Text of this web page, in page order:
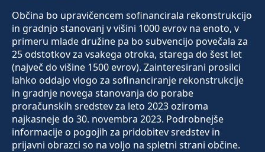
Občina bo upravičencem sofinancirala rekonstrukcijo
in gradnjo stanovanj v višini 1000 evrov na enoto, v
primeru mlade družine pa bo subvencijo povečala za
25 odstotkov za vsakega otroka, starega do šest let
(največ do višine 1500 evrov). Zainteresirani prosilci
lahko oddajo vlogo za sofinanciranje rekonstrukcije
in gradnje novega stanovanja do porabe
proračunskih sredstev za leto 2023 oziroma
najkasneje do 30. novembra 2023. Podrobnejše
informacije o pogojih za pridobitev sredstev in
prijavni obrazci so na voljo na spletni strani občine.